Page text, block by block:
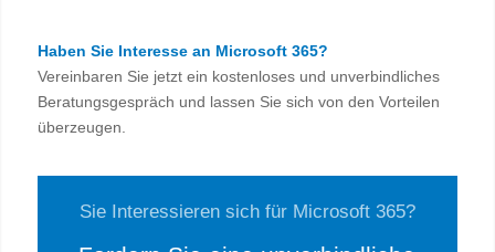
Haben Sie Interesse an Microsoft 365?
Vereinbaren Sie jetzt ein kostenloses und unverbindliches
Beratungsgespräch und lassen Sie sich von den Vorteilen
überzeugen.
Sie Interessieren sich für Microsoft 365?